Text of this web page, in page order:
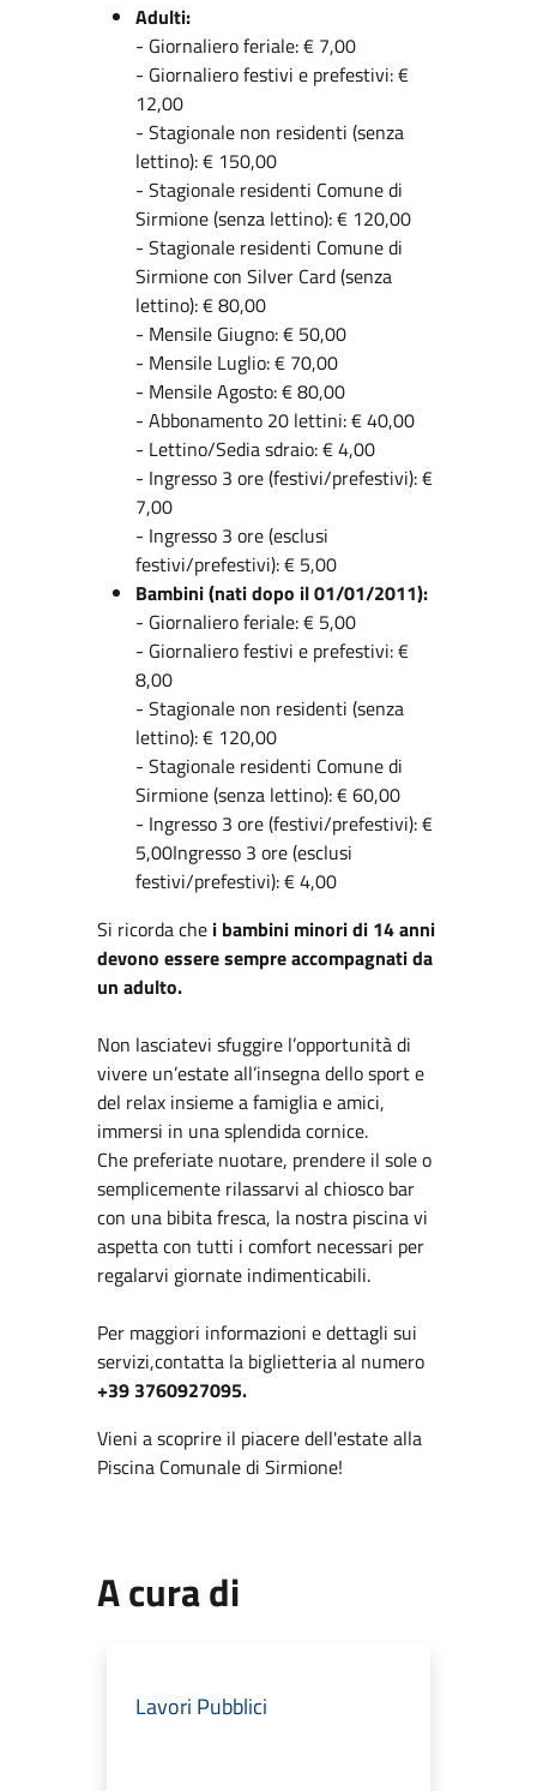
Adulti:
- Giornaliero feriale: € 7,00
- Giornaliero festivi e prefestivi: €
12,00
- Stagionale non residenti (senza
lettino): € 150,00
- Stagionale residenti Comune di
Sirmione (senza lettino): € 120,00
- Stagionale residenti Comune di
Sirmione con Silver Card (senza
lettino): € 80,00
- Mensile Giugno: € 50,00
- Mensile Luglio: € 70,00
- Mensile Agosto: € 80,00
- Abbonamento 20 lettini: € 40,00
- Lettino/Sedia sdraio: € 4,00
- Ingresso 3 ore (festivi/prefestivi): €
7,00
- Ingresso 3 ore (esclusi
festivi/prefestivi): € 5,00
Bambini (nati dopo il 01/01/2011):
- Giornaliero feriale: € 5,00
- Giornaliero festivi e prefestivi: €
8,00
- Stagionale non residenti (senza
lettino): € 120,00
- Stagionale residenti Comune di
Sirmione (senza lettino): € 60,00
- Ingresso 3 ore (festivi/prefestivi): €
5,00Ingresso 3 ore (esclusi
festivi/prefestivi): € 4,00
Si ricorda chei bambini minori di 14 anni
devono essere sempre accompagnati da
un adulto.
Non lasciatevi sfuggire l’opportunità di
vivere un’estate all’insegna dello sport e
del relax insieme a famiglia e amici,
immersi in una splendida cornice.
Che preferiate nuotare, prendere il sole o
semplicemente rilassarvi al chiosco bar
con una bibita fresca, la nostra piscina vi
aspetta con tutti i comfort necessari per
regalarvi giornate indimenticabili.
Per maggiori informazioni e dettagli sui
servizi,contatta la biglietteria al numero
+39 3760927095.
Vieni a scoprire il piacere dell'estate alla
Piscina Comunale di Sirmione!
A cura di
Lavori Pubblici